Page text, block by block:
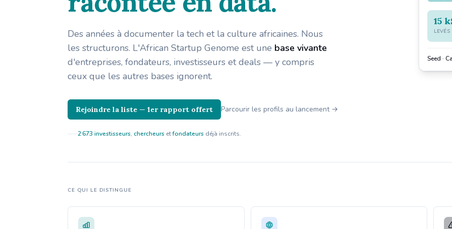
Des années à documenter la tech et la culture africaines. Nous
les structurons. L'African Startup Genome est une base vivante
d'entreprises, fondateurs, investisseurs et deals — y compris
ceux que les autres bases ignorent.
Rejoindre la liste — 1er rapport offert Parcourir les profils au lancement →
2 673 investisseurs,chercheurs etfondateurs déjà inscrits.
15
LEVÉS
Seed ·
CE QUI LE DISTINGUE